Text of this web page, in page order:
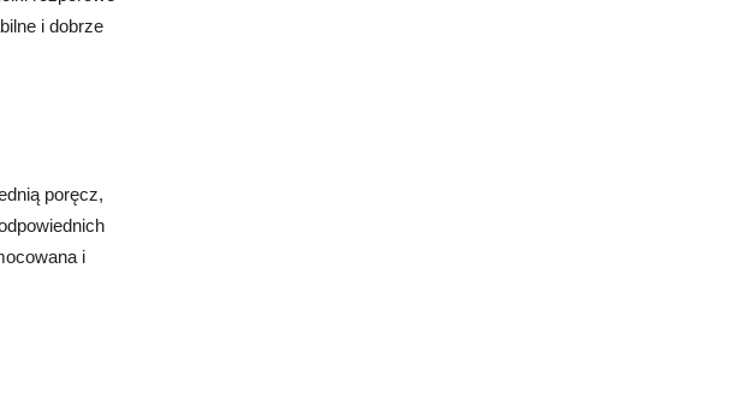
i dobrze
poręcz,
i